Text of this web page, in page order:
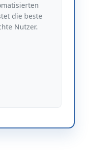
die beste
Nutzer.